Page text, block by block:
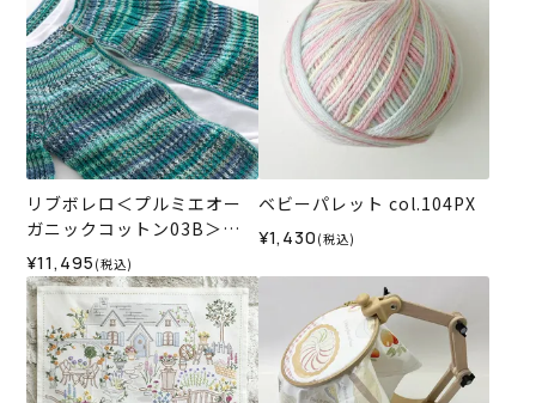
リブボレロ＜プルミエオー
ガニックコットン03B＞
（編み物 材料セット）
¥11,495 (税込)
ベビーパレット col.104PX
¥1,430 (税込)